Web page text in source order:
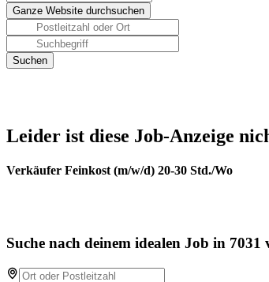
Leider ist diese Job-Anzeige
Verkäufer Feinkost (m/w/d) 20-30 Std./Wo
Suche nach deinem idealen Job in 7031